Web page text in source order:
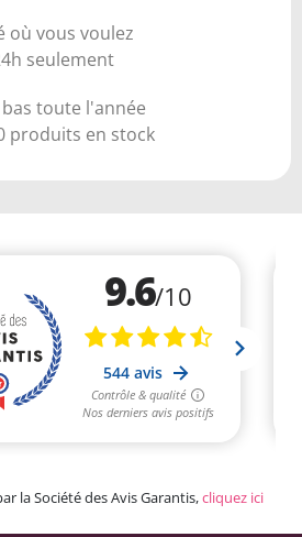
où vous voulez
seulement
toute l'année
produits en stock
la Société des Avis Garantis,cliquez ici